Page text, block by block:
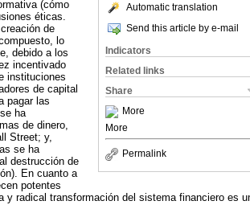
Automatic translation
Send this article by e-mail
Indicators
Related links
Share
More
More
Permalink
(cómo
éticas.
de
lo
debido a los
incentivado
instituciones
de capital
pagar las
ha
de dinero,
Street; y,
se ha
destrucción de
En cuanto a
potentes
y radical transformación del sistema financiero es